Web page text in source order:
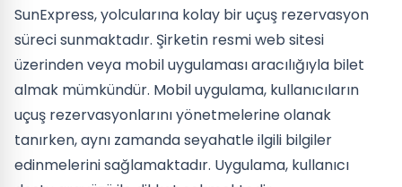
SunExpress, yolcularına kolay bir uçuş rezervasyon
süreci sunmaktadır. Şirketin resmi web sitesi
üzerinden veya mobil uygulaması aracılığıyla bilet
almak mümkündür. Mobil uygulama, kullanıcıların
uçuş rezervasyonlarını yönetmelerine olanak
tanırken, aynı zamanda seyahatle ilgili bilgiler
edinmelerini sağlamaktadır. Uygulama, kullanıcı